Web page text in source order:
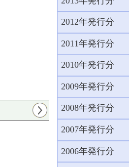
2012年発行分
2011年発行分
2010年発行分
2009年発行分
2008年発行分
2007年発行分
2006年発行分